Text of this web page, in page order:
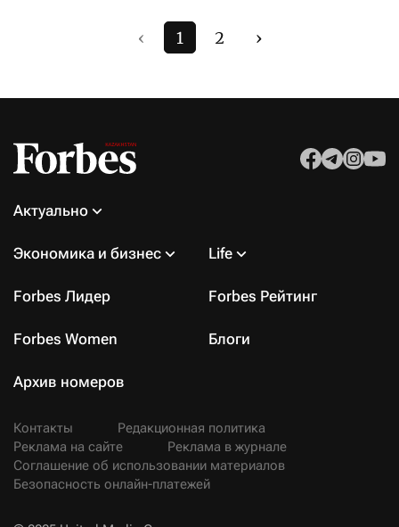
‹ 1 2 ›
Актуально
Экономика и бизнес Life
Forbes Лидер Forbes Рейтинг
Forbes Women Блоги
Архив номеров
Контакты
Редакционная политика
Реклама на сайте
Реклама в журнале
Соглашение об использовании материалов
Безопасность онлайн-платежей